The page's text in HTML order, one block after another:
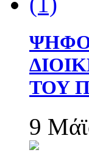
ΤΟΥ
9